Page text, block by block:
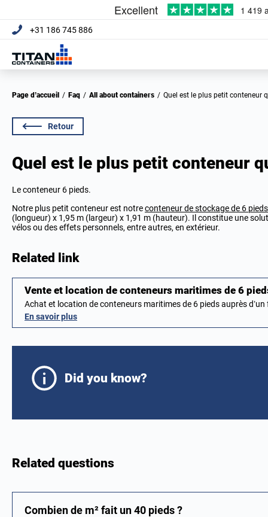
+31 186 745 886
Page d’accueil / Faq / All about containers / Quel est le plus petit conteneur
Retour
Quel est le plus petit conteneur
Le conteneur 6 pieds.
Notre plus petit conteneur est notreconteneur de stockage de 6 pieds
(longueur) x 1,95 m (largeur) x 1,91 m (hauteur). Il constitue une
vélos ou des effets personnels, entre autres, en extérieur.
Related link
Vente et location de conteneurs maritimes de 6
Achat et location de conteneurs maritimes de 6 pieds auprès
En savoir plus
Did you know?
Related questions
Combien de m² fait un 40 pieds ?